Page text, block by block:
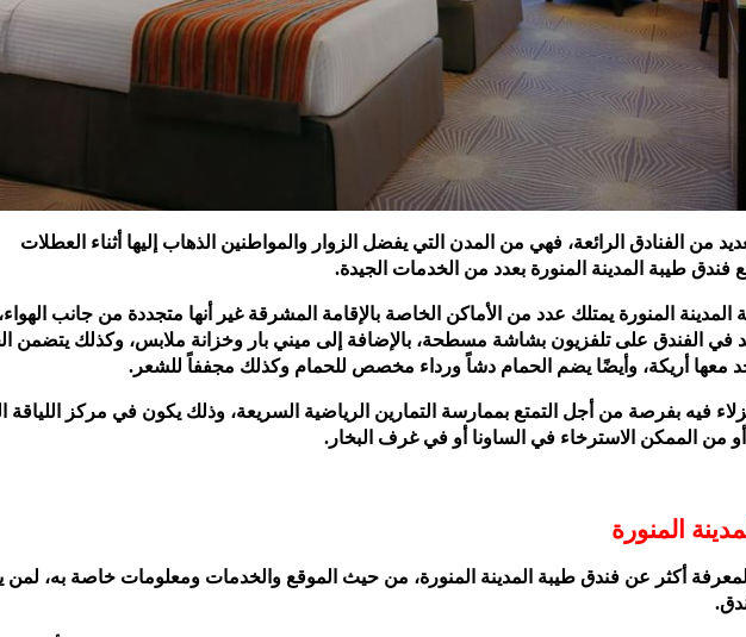
من الفنادق الرائعة، فهي من المدن التي يفضل الزوار والمواطنين الذهاب إليها أثناء العطلات
فندق طيبة المدينة المنورة بعدد من الخدمات الجيدة.
المنورة يمتلك عدد من الأماكن الخاصة بالإقامة المشرقة غير أنها متجددة من جانب الهواء،
في الفندق على تلفزيون بشاشة مسطحة، بالإضافة إلى ميني بار وخزانة ملابس، وكذلك يتضمن
معها أريكة، وأيضًا يضم الحمام دشاً ورداء مخصص للحمام وكذلك مجففاً للشعر.
فيه بفرصة من أجل التمتع بممارسة التمارين الرياضية السريعة، وذلك يكون في مركز اللياقة
أو من الممكن الاسترخاء في الساونا أو في غرف البخار.
المنورة
أكثر عن فندق طيبة المدينة المنورة، من حيث الموقع والخدمات ومعلومات خاصة به، لمن